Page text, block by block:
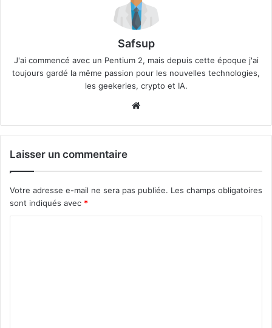
Safsup
J'ai commencé avec un Pentium 2, mais depuis cette époque j'ai
toujours gardé la même passion pour les nouvelles technologies,
les geekeries, crypto et IA.
Website
Laisser un commentaire
Votre adresse e-mail ne sera pas publiée. Les champs obligatoires
sont indiqués avec *